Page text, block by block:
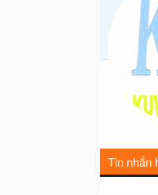
Tin nhắn